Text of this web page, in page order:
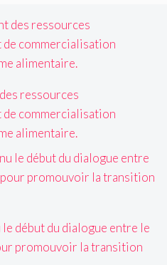
ressources
commercialisation
alimentaire.
début du dialogue entre le
promouvoir la transition